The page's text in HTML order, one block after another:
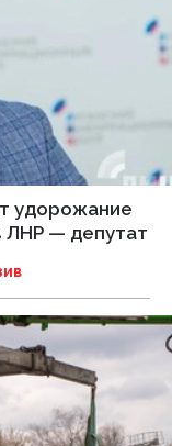
удорожание
ЛНР — депутат